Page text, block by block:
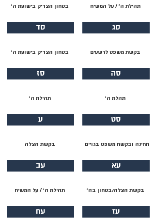
תהילת ה׳ / על המשיח
סג
בקשת משפט לרשעים
סה
תהלת ה׳
סט
תחינה ובקשת משפט בגויים
עא
בקשת הצלה/בטחון בה׳
עז
בטחון הצדיק בישועת ה׳
סד
בטחון הצדיק בישועת ה׳
סז
תהילת ה׳
ע
בקשת הצלה
עב
תהילת ה׳ / על המשיח
עח